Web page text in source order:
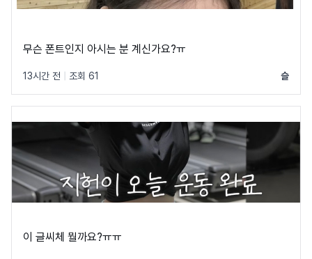
무슨 폰트인지 아시는 분 계신가요?ㅠ
13시간 전 조회 61 슬
이 글씨체 뭘까요?ㅠㅠ